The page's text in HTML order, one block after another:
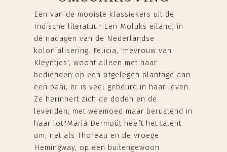
Een van de mooiste klassiekers uit de
Indische literatuur Een Moluks eiland, in
de nadagen van de Nederlandse
kolonialisering. Felicia, 'mevrouw van
Kleyntjes', woont alleen met haar
bedienden op een afgelegen plantage aan
een baai, er is veel gebeurd in haar leven.
Ze herinnert zich de doden en de
levenden, met weemoed maar berustend in
haar lot.'Maria Dermoût heeft het talent
om, net als Thoreau en de vroege
Hemingway, op een buitengewoon